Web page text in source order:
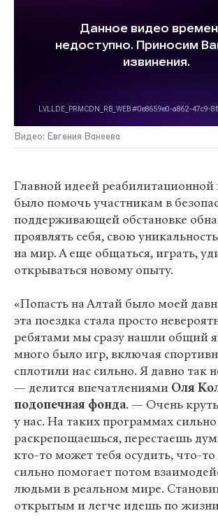
Видео: Евгения Ванеева
Главной идеей
было помочь участникам в
поддерживающей обстановке
проявлять себя, свою
на мир. А еще общаться, играть,
открываться новому опыту.
«Попасть на Алтай было моей
эта поездка стала просто
ребятами мы сразу нашли общий
много было игр, включая
сплотили нас сильно. Я давно так
— делится впечатлениями Оля
подопечная фонда. — Очень
у нас. На таких программах сильно
раскрепощаешься, перестаешь
кто-то может тебя осудить, что-то
сильно помогает потом
людьми в реальном мире.
открытым и легче идешь по